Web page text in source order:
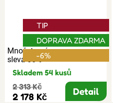
Množstevní
sleva 30%
TIP
DOPRAVA ZDARMA
-6%
Skladem 54 kusů
2 313 Kč
2 178 Kč Detail